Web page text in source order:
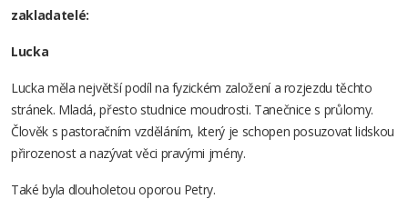
zakladatelé:
Lucka
Lucka měla největší podíl na fyzickém založení a rozjezdu těchto
stránek. Mladá, přesto studnice moudrosti. Tanečnice s průlomy.
Člověk s pastoračním vzděláním, který je schopen posuzovat lidskou
přirozenost a nazývat věci pravými jmény.
Také byla dlouholetou oporou Petry.